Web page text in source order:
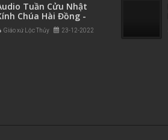
Tuần Cửu Nhật
Chúa Hài Đồng -
thứ Tám (download
Giáo xứ Lộc Thủy 23-12-2022